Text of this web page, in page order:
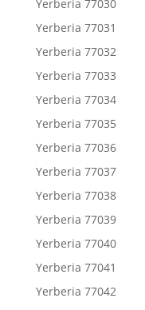
Yerberia 77030
Yerberia 77031
Yerberia 77032
Yerberia 77033
Yerberia 77034
Yerberia 77035
Yerberia 77036
Yerberia 77037
Yerberia 77038
Yerberia 77039
Yerberia 77040
Yerberia 77041
Yerberia 77042